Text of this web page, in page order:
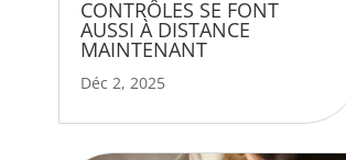
CONTRÔLES SE FONT
AUSSI À DISTANCE
MAINTENANT
Déc 2, 2025